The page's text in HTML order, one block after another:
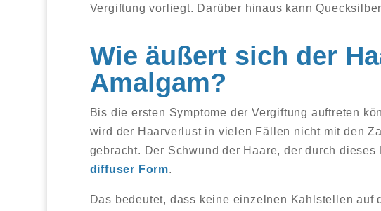
Vergiftung vorliegt. Darüber hinaus kann
Wie äußert sich der
Amalgam?
Bis die ersten Symptome der Vergiftung auftreten
wird der Haarverlust in vielen Fällen nicht mit den
gebracht. Der Schwund der Haare, der durch
diffuser Form.
Das bedeutet, dass keine einzelnen Kahlstellen auf